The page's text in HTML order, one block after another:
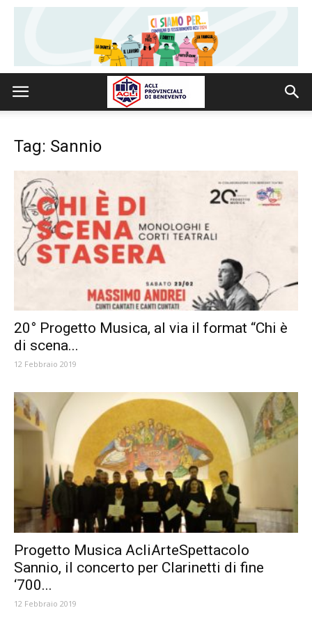
Tag: Sannio
20° Progetto Musica, al via il format “Chi è
di scena...
12 Febbraio 2019
Progetto Musica AcliArteSpettacolo
Sannio, il concerto per Clarinetti di fine
‘700...
12 Febbraio 2019